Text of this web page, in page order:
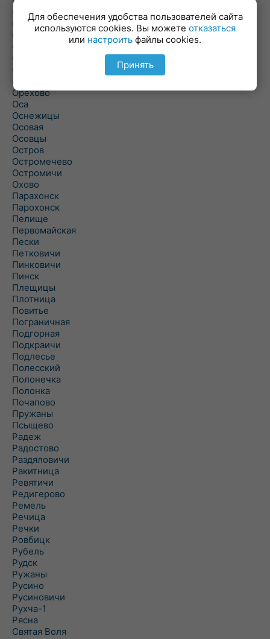
Озяты
Олтуш
Ольманы
Ольпень
Ольшаны
Омельная
Ополь
Орехово
Оса
Оснежицы
Осовая
Осовцы
Остров
Остромечево
Остромичи
Охово
Парахонск
Парохонск
Пелище
Первомайская
Пески
Петковичи
Пинковичи
Пинск
Плещицы
Плотница
Повитье
Пограничная
Подгорная
Подкраичи
Подлесье
Полесский
Полонечка
Полонка
Почапово
Пружаны
Псыщево
Радеж
Радостово
Раздяловичи
Ракитница
Ревятичи
Редигерово
Ремель
Речица
Речки
Ровбицк
Рубель
Рудск
Ружаны
Русино
Русиновичи
Рухча-1
Рясна
Святая Воля
Для обеспечения удобства пользователей сайта
используются cookies. Вы можете отказаться
или настроить файлы cookies.
Принять